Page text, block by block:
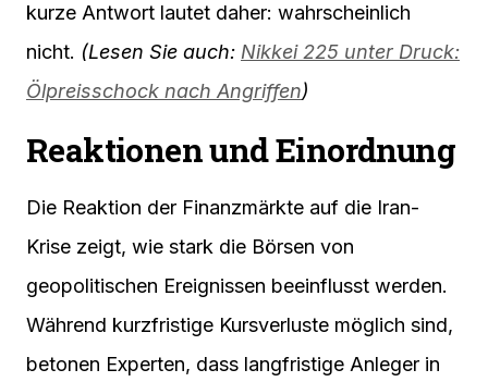
kurze Antwort lautet daher: wahrscheinlich
nicht. (Lesen Sie auch: Nikkei 225 unter Druck:
Ölpreisschock nach Angriffen)
Reaktionen und Einordnung
Die Reaktion der Finanzmärkte auf die Iran-
Krise zeigt, wie stark die Börsen von
geopolitischen Ereignissen beeinflusst werden.
Während kurzfristige Kursverluste möglich sind,
betonen Experten, dass langfristige Anleger in